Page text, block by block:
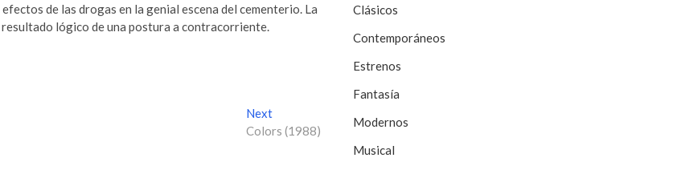
de las drogas en la genial escena del cementerio. La
lógico de una postura a contracorriente.
Next
e
Colors (1988)
Clásicos
Contemporáneos
Estrenos
Fantasía
Modernos
Musical